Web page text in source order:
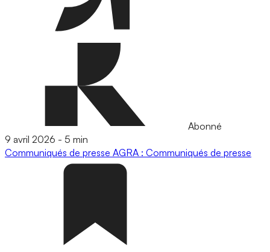
Abonné
9 avril 2026 - 5 min
Communiqués de presse AGRA : Communiqués de presse